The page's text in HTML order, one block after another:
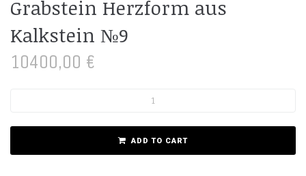
Grabstein Herzform aus
Kalkstein №9
10400,00 €
ADD TO CART